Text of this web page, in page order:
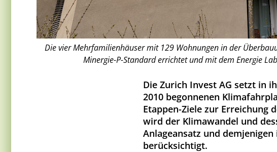
Die vier Mehrfamilienhäuser mit 129 Wohnungen in der
Minergie-P-Standard errichtet und mit dem Energie
Die Zurich Invest AG setzt in
2010 begonnenen
Etappen-Ziele zur Erreichung
wird der Klimawandel und
Anlageansatz und
berücksichtigt.